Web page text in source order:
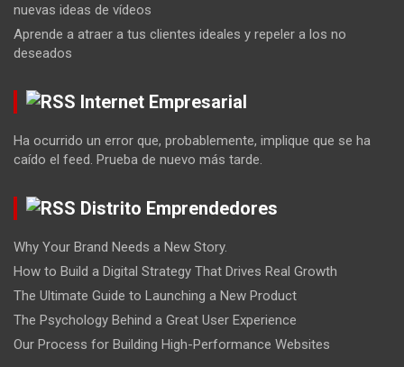
nuevas ideas de vídeos
Aprende a atraer a tus clientes ideales y repeler a los no
deseados
Internet Empresarial
Ha ocurrido un error que, probablemente, implique que se ha
caído el feed. Prueba de nuevo más tarde.
Distrito Emprendedores
Why Your Brand Needs a New Story.
How to Build a Digital Strategy That Drives Real Growth
The Ultimate Guide to Launching a New Product
The Psychology Behind a Great User Experience
Our Process for Building High-Performance Websites